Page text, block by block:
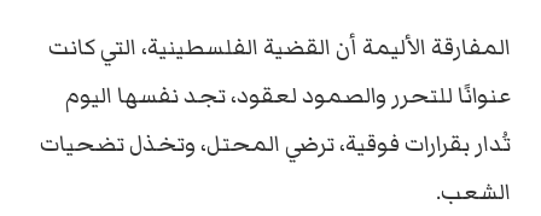
المفارقة الأليمة أن القضية الفلسطينية، التي كانت
عنوانًا للتحرر والصمود لعقود، تجد نفسها اليوم
تُدار بقرارات فوقية، ترضي المحتل، وتخذل تضحيات
الشعب.